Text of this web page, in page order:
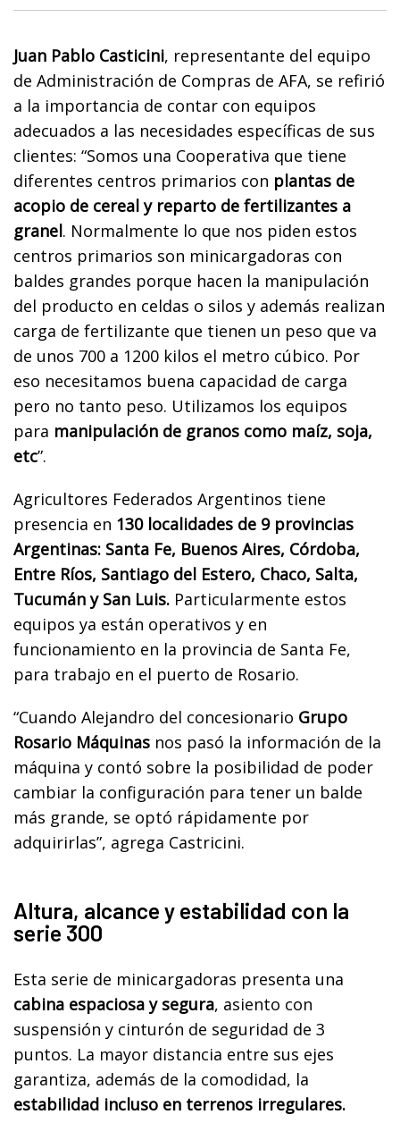
Juan Pablo Casticini, representante del equipo
de Administración de Compras de AFA, se refirió
a la importancia de contar con equipos
adecuados a las necesidades específicas de sus
clientes: “Somos una Cooperativa que tiene
diferentes centros primarios con plantas de
acopio de cereal y reparto de fertilizantes a
granel. Normalmente lo que nos piden estos
centros primarios son minicargadoras con
baldes grandes porque hacen la manipulación
del producto en celdas o silos y además realizan
carga de fertilizante que tienen un peso que va
de unos 700 a 1200 kilos el metro cúbico. Por
eso necesitamos buena capacidad de carga
pero no tanto peso. Utilizamos los equipos
para manipulación de granos como maíz, soja,
etc”.
Agricultores Federados Argentinos tiene
presencia en 130 localidades de 9 provincias
Argentinas: Santa Fe, Buenos Aires, Córdoba,
Entre Ríos, Santiago del Estero, Chaco, Salta,
Tucumán y San Luis. Particularmente estos
equipos ya están operativos y en
funcionamiento en la provincia de Santa Fe,
para trabajo en el puerto de Rosario.
“Cuando Alejandro del concesionario Grupo
Rosario Máquinas nos pasó la información de la
máquina y contó sobre la posibilidad de poder
cambiar la configuración para tener un balde
más grande, se optó rápidamente por
adquirirlas”, agrega Castricini.
Altura, alcance y estabilidad con la
serie 300
Esta serie de minicargadoras presenta una
cabina espaciosa y segura, asiento con
suspensión y cinturón de seguridad de 3
puntos. La mayor distancia entre sus ejes
garantiza, además de la comodidad, la
estabilidad incluso en terrenos irregulares.